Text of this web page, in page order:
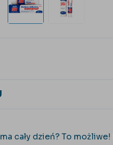
cały dzień? To możliwe!